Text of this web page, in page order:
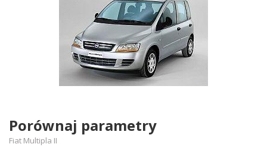
Porównaj parametry
Fiat Multipla II